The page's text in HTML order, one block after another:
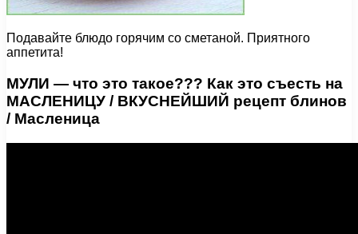
Подавайте блюдо горячим со сметаной. Приятного
аппетита!
МУЛИ — что это такое??? Как это съесть на
МАСЛЕНИЦУ / ВКУСНЕЙШИЙ рецепт блинов
/ Масленица